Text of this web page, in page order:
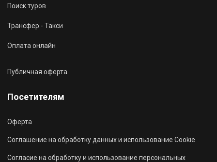
Поиск туров
Трансфер - Такси
Оплата онлайн
Публичная оферта
Посетителям
Оферта
Соглашение на обработку данных и использование Cookie
Согласие на обработку и использование персональных